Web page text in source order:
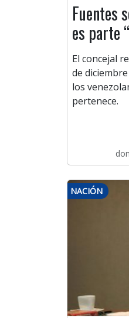
Fuentes
es parte
El concejal
de
los
pertenece.
NACIÓN